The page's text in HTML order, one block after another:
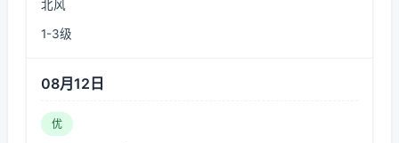
北风
1-3级
08月12日
优